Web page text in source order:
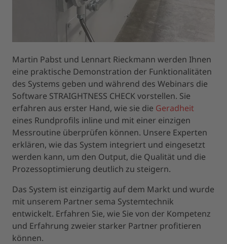
Martin Pabst und Lennart Rieckmann werden Ihnen
eine praktische Demonstration der Funktionalitäten
des Systems geben und während des Webinars die
Software STRAIGHTNESS CHECK vorstellen. Sie
erfahren aus erster Hand, wie sie die Geradheit
eines Rundprofils inline und mit einer einzigen
Messroutine überprüfen können. Unsere Experten
erklären, wie das System integriert und eingesetzt
werden kann, um den Output, die Qualität und die
Prozessoptimierung deutlich zu steigern.
Das System ist einzigartig auf dem Markt und wurde
mit unserem Partner sema Systemtechnik
entwickelt. Erfahren Sie, wie Sie von der Kompetenz
und Erfahrung zweier starker Partner profitieren
können.